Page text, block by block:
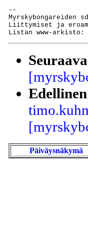
--
Liittymiset ja
Listan www-arkisto:
Päiväysnäkymä